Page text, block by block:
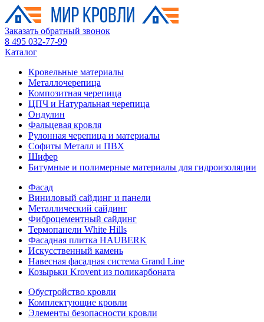
Заказать обратный звонок
8 495 032-77-99
Каталог
Кровельные материалы
Металлочерепица
Композитная черепица
ЦПЧ и Натуральная черепица
Ондулин
Фальцевая кровля
Рулонная черепица и материалы
Софиты Металл и ПВХ
Шифер
Битумные и полимерные материалы для гидроизоляции
Фасад
Виниловый сайдинг и панели
Металлический сайдинг
Фиброцементный сайдинг
Термопанели White Hills
Фасадная плитка HAUBERK
Искусственный камень
Навесная фасадная система Grand Line
Козырьки Krovent из поликарбоната
Обустройство кровли
Комплектующие кровли
Элементы безопасности кровли